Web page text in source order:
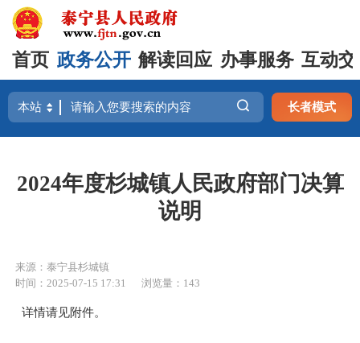
首页 政务公开 解读回应 办事服务 互动
长者模式
2024年度杉城镇人民政府部门决算
说明
来源：泰宁县杉城镇
时间：2025-07-15 17:31
浏览量：143
详情请见附件。